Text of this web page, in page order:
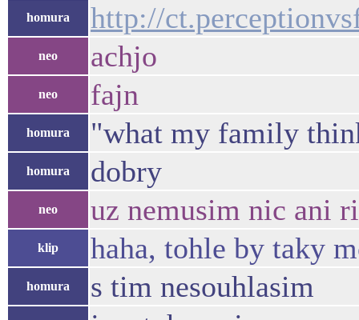
homura http://
neo achjo
neo fajn
homura "what my family
homura dobry
neo uz nemusim nic ani
klip haha, tohle by taky
homura s tim nesouhlasim